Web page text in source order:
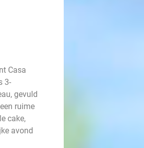
Casa
3-
gevuld
ruime
cake,
avond